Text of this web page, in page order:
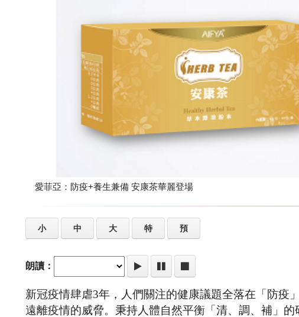
愛菲亞：防疫+養生兼備 安康茶華麗登場
小 中 大 特 預
朗讀：
新冠疫情肆虐3年，人們關注的健康議題全落在「防疫
遠離疫情的威脅。秉持人體自然平衡「清、調、補」